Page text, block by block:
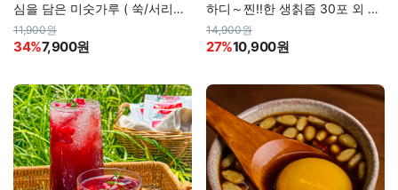
심을 담은 미숫가루 ( 쑥/서리태/
보리 )
11,900원
34%7,900원
하디～찐!!한 생칡즙 30포 외 8
종
14,900원
27%10,900원